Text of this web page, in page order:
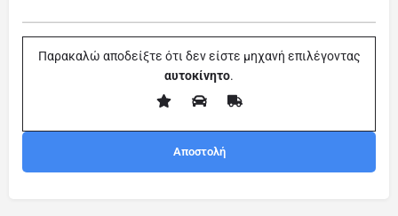
Παρακαλώ αποδείξτε ότι δεν είστε μηχανή επιλέγοντας
αυτοκίνητο.